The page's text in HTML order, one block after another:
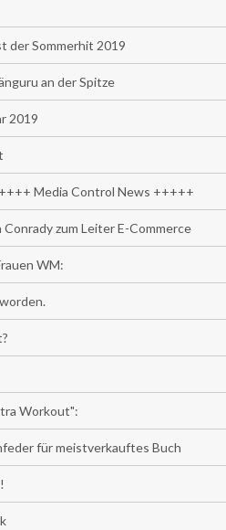
der Sommerhit 2019
an der Spitze
2019
Media Control News +++++
zum Leiter E-Commerce
WM:
Workout":
für meistverkauftes Buch